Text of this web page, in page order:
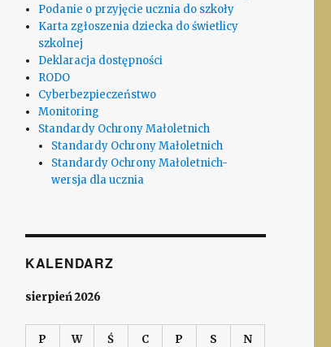
Podanie o przyjęcie ucznia do szkoły
Karta zgłoszenia dziecka do świetlicy
szkolnej
Deklaracja dostępności
RODO
Cyberbezpieczeństwo
Monitoring
Standardy Ochrony Małoletnich
Standardy Ochrony Małoletnich
Standardy Ochrony Małoletnich-
wersja dla ucznia
KALENDARZ
sierpień 2026
P W Ś C P S N